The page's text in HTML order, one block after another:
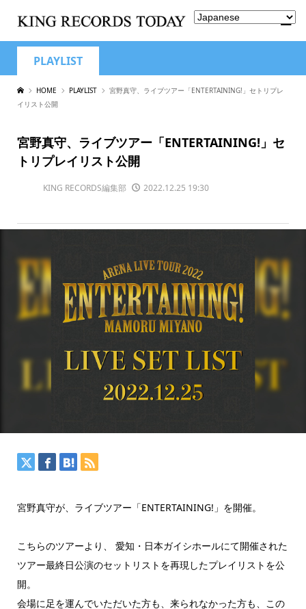
PLAYLIST
HOME PLAYLIST
宮野真守、ライブツアー「ENTERTAINING!」セトリプレ
イリスト公開
宮野真守、ライブツアー「ENTERTAINING!」セ
トリプレイリスト公開
KING RECORDS編集部 2022.12.25 19:30
宮野真守が、ライブツアー「ENTERTAINING!」を開催。
こちらのツアーより、 愛知・日本ガイシホールにて開催された
ツアー最終日公演のセットリストを再現したプレイリストを公
開。
会場に足を運んでいただいた方も、来られなかった方も、この